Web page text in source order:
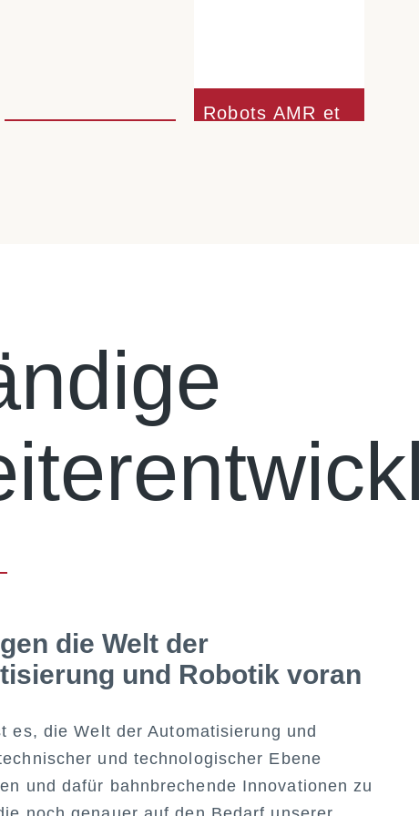
Robots AMR et
die Welt der
und Robotik voran
es, die Welt der Automatisierung und
und technologischer Ebene
und dafür bahnbrechende Innovationen zu